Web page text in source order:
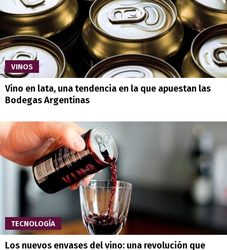
VINOS
Vino en lata, una tendencia en la que apuestan las
Bodegas Argentinas
TECNOLOGÍA
Los nuevos envases del vino: una revolución que